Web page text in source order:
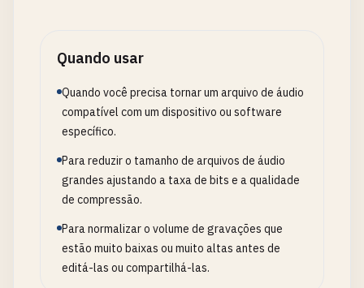
Quando usar
Quando você precisa tornar um arquivo de áudio
compatível com um dispositivo ou software
específico.
Para reduzir o tamanho de arquivos de áudio
grandes ajustando a taxa de bits e a qualidade
de compressão.
Para normalizar o volume de gravações que
estão muito baixas ou muito altas antes de
editá-las ou compartilhá-las.